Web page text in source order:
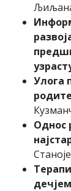
Улога
Однос